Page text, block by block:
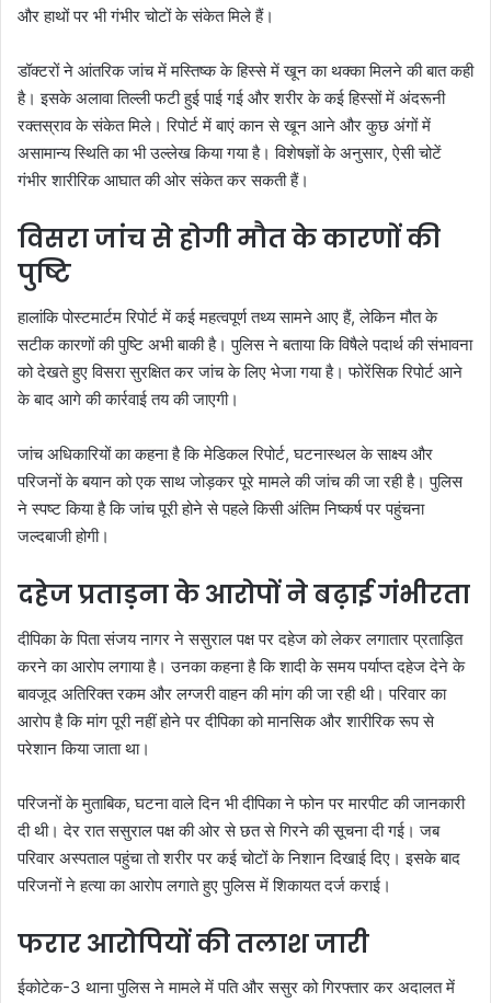
और हाथों पर भी गंभीर चोटों के संकेत मिले हैं।
डॉक्टरों ने आंतरिक जांच में मस्तिष्क के हिस्से में खून का थक्का मिलने की बात कही
है। इसके अलावा तिल्ली फटी हुई पाई गई और शरीर के कई हिस्सों में अंदरूनी
रक्तस्राव के संकेत मिले। रिपोर्ट में बाएं कान से खून आने और कुछ अंगों में
असामान्य स्थिति का भी उल्लेख किया गया है। विशेषज्ञों के अनुसार, ऐसी चोटें
गंभीर शारीरिक आघात की ओर संकेत कर सकती हैं।
विसरा जांच से होगी मौत के कारणों की
पुष्टि
हालांकि पोस्टमार्टम रिपोर्ट में कई महत्वपूर्ण तथ्य सामने आए हैं, लेकिन मौत के
सटीक कारणों की पुष्टि अभी बाकी है। पुलिस ने बताया कि विषैले पदार्थ की संभावना
को देखते हुए विसरा सुरक्षित कर जांच के लिए भेजा गया है। फोरेंसिक रिपोर्ट आने
के बाद आगे की कार्रवाई तय की जाएगी।
जांच अधिकारियों का कहना है कि मेडिकल रिपोर्ट, घटनास्थल के साक्ष्य और
परिजनों के बयान को एक साथ जोड़कर पूरे मामले की जांच की जा रही है। पुलिस
ने स्पष्ट किया है कि जांच पूरी होने से पहले किसी अंतिम निष्कर्ष पर पहुंचना
जल्दबाजी होगी।
दहेज प्रताड़ना के आरोपों ने बढ़ाई गंभीरता
दीपिका के पिता संजय नागर ने ससुराल पक्ष पर दहेज को लेकर लगातार प्रताड़ित
करने का आरोप लगाया है। उनका कहना है कि शादी के समय पर्याप्त दहेज देने के
बावजूद अतिरिक्त रकम और लग्जरी वाहन की मांग की जा रही थी। परिवार का
आरोप है कि मांग पूरी नहीं होने पर दीपिका को मानसिक और शारीरिक रूप से
परेशान किया जाता था।
परिजनों के मुताबिक, घटना वाले दिन भी दीपिका ने फोन पर मारपीट की जानकारी
दी थी। देर रात ससुराल पक्ष की ओर से छत से गिरने की सूचना दी गई। जब
परिवार अस्पताल पहुंचा तो शरीर पर कई चोटों के निशान दिखाई दिए। इसके बाद
परिजनों ने हत्या का आरोप लगाते हुए पुलिस में शिकायत दर्ज कराई।
फरार आरोपियों की तलाश जारी
ईकोटेक-3 थाना पुलिस ने मामले में पति और ससुर को गिरफ्तार कर अदालत में